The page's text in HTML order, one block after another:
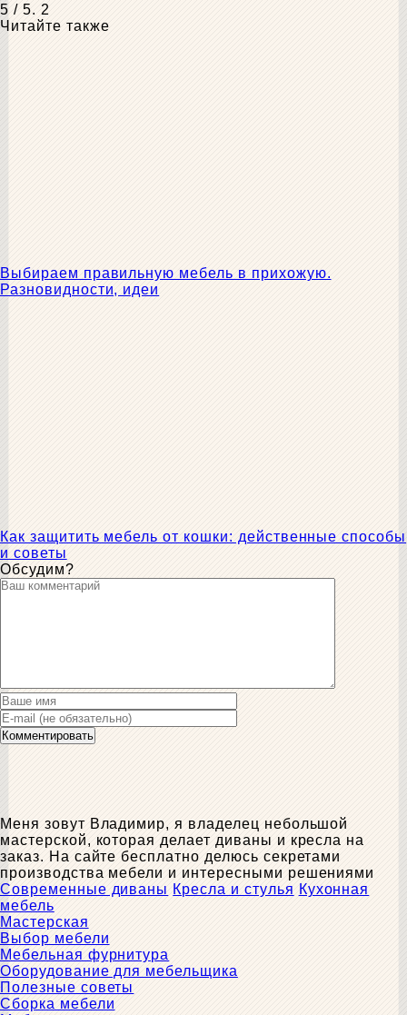
5 / 5. 2
Читайте также
Выбираем правильную мебель в прихожую.
Разновидности, идеи
Как защитить мебель от кошки: действенные способы
и советы
Обсудим?
Меня зовут Владимир, я владелец небольшой
мастерской, которая делает диваны и кресла на
заказ. На сайте бесплатно делюсь секретами
производства мебели и интересными решениями
Современные диваны Кресла и стулья Кухонная
мебель
Мастерская
Выбор мебели
Мебельная фурнитура
Оборудование для мебельщика
Полезные советы
Сборка мебели